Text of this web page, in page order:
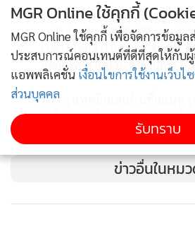
3
รพ.กรุงเทพ สำนักงานใหญ่ มุ่งสู่
ระดับเอเชียแปซิฟิก พิธีลงนาม
เทคโนโลยี่ส์ (ไทย) จำกัด ยกระ
ศัลยแพทย์ และมาตรฐานการรัก
4
รพ.กรุงเทพอินเตอร์เนชั่นแนล รุ
ชาติ Expat โตกว่า 20% ตอกย้ำ
ทางเพื่อกระดูกและสมองระดับ
ข่าวอื่นในหม
MGR Online ใช้คุกกี้
MGR Online ใช้คุกกี้ เพื่อจัดการข้อมู
ประสบการณ์คอนเทนต์ที่ดีที่สุดให้กับ
แอพพลิเคชั่น เงื่อนไขการใช้งานเว็บไ
ส่วนบุคคล
รับทราบ